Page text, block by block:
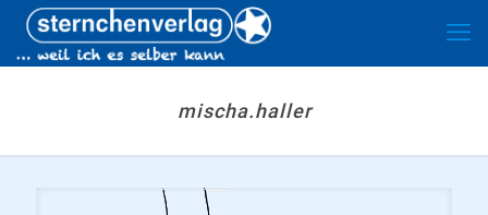
mischa.haller